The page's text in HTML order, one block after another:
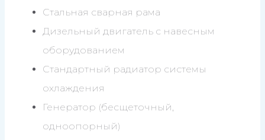
Стальная сварная рама
Дизельный двигатель с навесным
оборудованием
Стандартный радиатор системы
охлаждения
Генератор (бесщеточный,
одноопорный)